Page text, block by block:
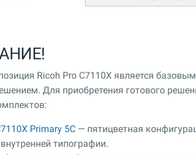
Ricoh Pro C7110X является
Для приобретения готового
Primary 5C — пятицветная
типографии.